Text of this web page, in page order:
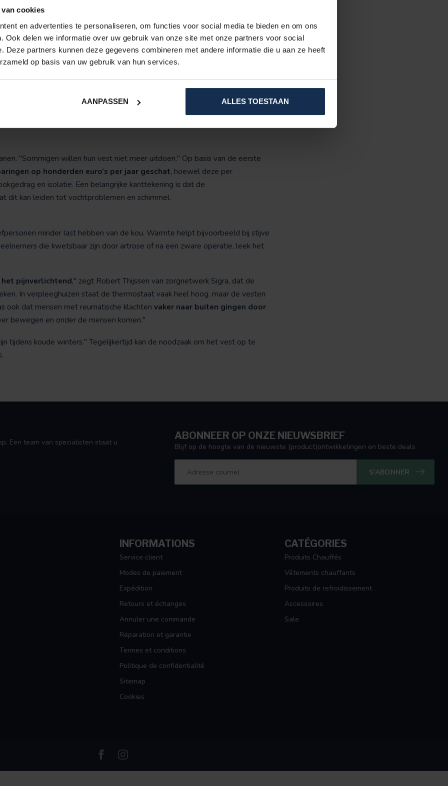
cookies
en advertenties te personaliseren, om functies voor social media te bieden en om ons
Ook delen we informatie over uw gebruik van onze site met onze partners voor social
Deze partners kunnen deze gegevens combineren met andere informatie die u aan ze heeft
op basis van uw gebruik van hun services.
AANPASSEN ALLES TOESTAAN
het ‘actienetwerk’ GasTerug, dat in de regio Amsterdam werd opgericht na
Samen hebben ze deze winter onderzocht of ‘persoonsverwarming’
outdoormerk BERTSCHAT®. De deelnemers zijn vooral ouderen,
aandoening. De komende maanden worden de resultaten verder
inspanningsfysiologie Hein Daanen. "Er zijn mensen die zeggen dat
zijn zo gewend aan de huidige temperatuur dat ze de thermostaat nog
"Sommigen willen hun vest niet meer uitdoen." Op basis van de eerste
op honderden euro’s per jaar geschat, hoewel deze per
en isolatie. Een belangrijke kanttekening is dat de
dit kan leiden tot vochtproblemen en schimmel.
minder last hebben van de kou. Warmte helpt bijvoorbeeld bij stijve
die kwetsbaar zijn door artrose of na een zware operatie, leek het
pijnverlichtend," zegt Robert Thijssen van zorgnetwerk Sigra, dat de
In verpleeghuizen staat de thermostaat vaak heel hoog, maar de vesten
ook dat mensen met reumatische klachten vaker naar buiten gingen door
bewegen en onder de mensen komen."
tijdens koude winters." Tegelijkertijd kan de noodzaak om het vest op te
Een team van specialisten staat u
ABONNEER OP ONZE NIEUWSBRIEF
Blijf op de hoogte van de nieuwste (product)ontwikkelingen en beste deals
S'ABONNER
INFORMATIONS
Service client
Modes de paiement
Expédition
Retours et échanges
Annuler une commande
Réparation et garantie
Termes et conditions
Politique de confidentialité
Sitemap
Cookies
CATÉGORIES
Produits Chauffés
Vêtements chauffants
Produits de refroidissement
Accessoires
Sale